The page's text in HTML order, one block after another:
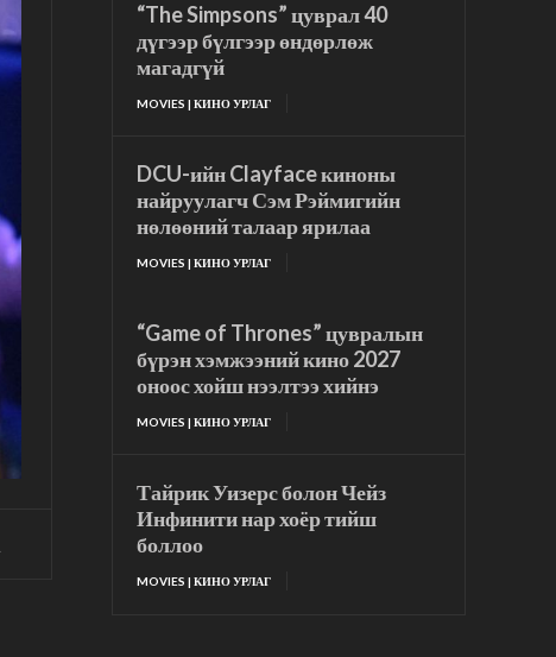
“The Simpsons” цуврал 40
дүгээр бүлгээр өндөрлөж
магадгүй
MOVIES | КИНО УРЛАГ
DCU-ийн Clayface киноны
найруулагч Сэм Рэймигийн
нөлөөний талаар ярилаа
MOVIES | КИНО УРЛАГ
“Game of Thrones” цувралын
бүрэн хэмжээний кино 2027
оноос хойш нээлтээ хийнэ
MOVIES | КИНО УРЛАГ
Тайрик Уизерс болон Чейз
Инфинити нар хоёр тийш
боллоо
MOVIES | КИНО УРЛАГ